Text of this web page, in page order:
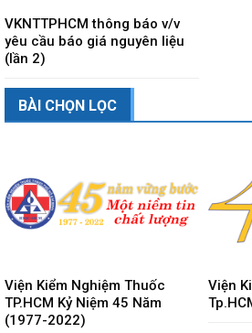
VKNTTPHCM thông báo v/v
yêu cầu báo giá nguyên liệu
(lần 2)
BÀI CHỌN LỌC
Viện Kiểm Nghiệm Thuốc
TP.HCM Kỷ Niệm 45 Năm
(1977-2022)
Viện